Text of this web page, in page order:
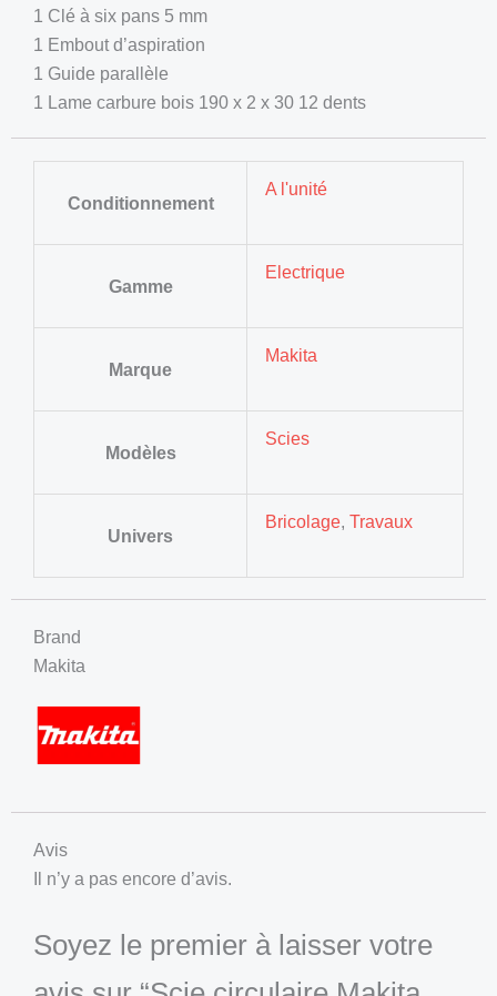
1 Clé à six pans 5 mm
1 Embout d’aspiration
1 Guide parallèle
1 Lame carbure bois 190 x 2 x 30 12 dents
Conditionnement
A l'unité
Gamme
Electrique
Marque
Makita
Modèles
Scies
Univers
Bricolage,Travaux
Brand
Makita
Avis
Il n’y a pas encore d’avis.
Soyez le premier à laisser votre